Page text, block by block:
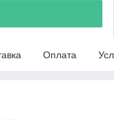
Оплата